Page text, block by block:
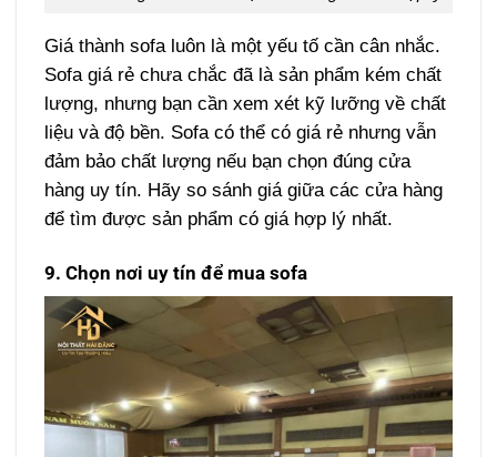
Giá thành sofa luôn là một yếu tố cần cân nhắc.
Sofa giá rẻ chưa chắc đã là sản phẩm kém chất
lượng, nhưng bạn cần xem xét kỹ lưỡng về chất
liệu và độ bền. Sofa có thể có giá rẻ nhưng vẫn
đảm bảo chất lượng nếu bạn chọn đúng cửa
hàng uy tín. Hãy so sánh giá giữa các cửa hàng
để tìm được sản phẩm có giá hợp lý nhất.
9. Chọn nơi uy tín để mua sofa